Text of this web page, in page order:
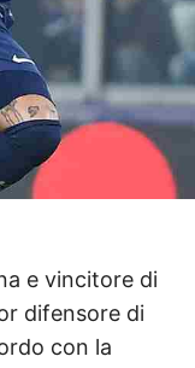
e vincitore di
difensore di
con la